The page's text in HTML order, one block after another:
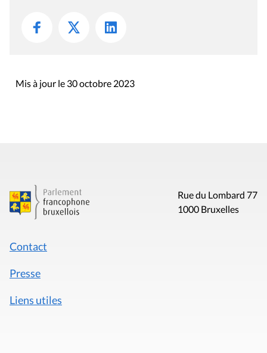
Mis à jour le 30 octobre 2023
Rue du Lombard 77
1000 Bruxelles
Contact
Presse
Liens utiles